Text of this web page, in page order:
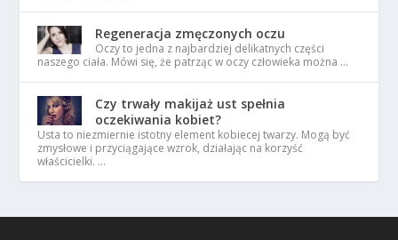
Regeneracja zmęczonych oczu
Oczy to jedna z najbardziej delikatnych części
naszego ciała. Mówi się, że patrząc w oczy człowieka można …
Czy trwały makijaż ust spełnia
oczekiwania kobiet?
Usta to niezmiernie istotny element kobiecej twarzy. Mogą być
zmysłowe i przyciągające wzrok, działając na korzyść
właścicielki. …